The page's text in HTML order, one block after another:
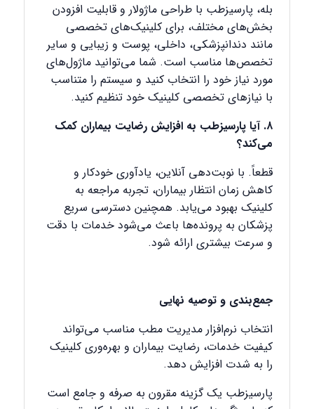
بله، پارسیزطب با طراحی ماژولار و قابلیت افزودن
بخش‌های مختلف، برای کلینیک‌های تخصصی
مانند دندانپزشکی، داخلی، پوست و زیبایی و سایر
تخصص‌ها مناسب است. شما می‌توانید ماژول‌های
مورد نیاز خود را انتخاب کنید و سیستم را متناسب
با نیازهای تخصصی کلینیک خود تنظیم کنید.
۸. آیا پارسیزطب به افزایش رضایت بیماران کمک
می‌کند؟
قطعاً. با نوبت‌دهی آنلاین، یادآوری خودکار و
کاهش زمان انتظار بیماران، تجربه مراجعه به
کلینیک بهبود می‌یابد. همچنین دسترسی سریع
پزشکان به پرونده‌ها باعث می‌شود خدمات با دقت
و سرعت بیشتری ارائه شود.
جمع‌بندی و توصیه نهایی
انتخاب نرم‌افزار مدیریت مطب مناسب می‌تواند
کیفیت خدمات، رضایت بیماران و بهره‌وری کلینیک
را به شدت افزایش دهد.
پارسیزطب یک گزینه مقرون به صرفه و جامع است